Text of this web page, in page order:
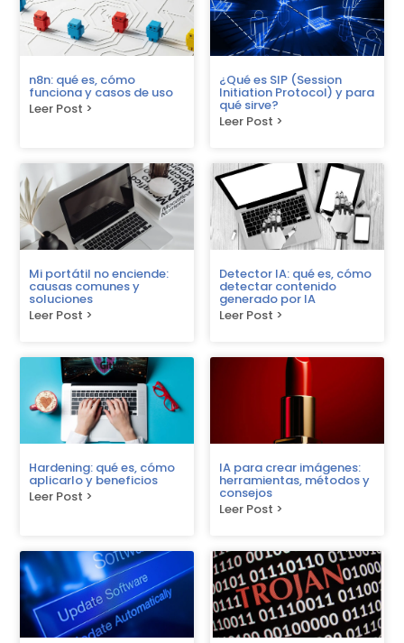
n8n: qué es, cómo
funciona y casos de uso
Leer Post >
¿Qué es SIP (Session
Initiation Protocol) y para
qué sirve?
Leer Post >
Mi portátil no enciende:
causas comunes y
soluciones
Leer Post >
Detector IA: qué es, cómo
detectar contenido
generado por IA
Leer Post >
Hardening: qué es, cómo
aplicarlo y beneficios
Leer Post >
IA para crear imágenes:
herramientas, métodos y
consejos
Leer Post >